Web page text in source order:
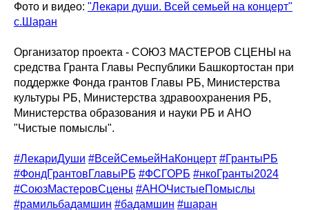
Фото и видео: "Лекари души. Всей семьей на концерт"
с.Шаран
Организатор проекта - СОЮЗ МАСТЕРОВ СЦЕНЫ на
средства Гранта Главы Республики Башкортостан при
поддержке Фонда грантов Главы РБ, Министерства
культуры РБ, Министерства здравоохранения РБ,
Министерства образования и науки РБ и АНО
"Чистые помыслы".
#ЛекариДуши #ВсейСемьейНаКонцерт #ГрантыРБ
#ФондГрантовГлавыРБ #ФСГОРБ #нкоГранты2024
#СоюзМастеровСцены #АНОЧистыеПомыслы
#рамильбадамшин #бадамшин #шаран